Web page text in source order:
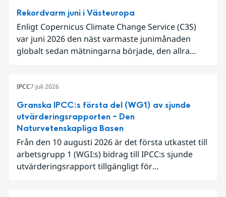
Rekordvarm juni i Västeuropa
Enligt Copernicus Climate Change Service (C3S)
var juni 2026 den näst varmaste junimånaden
globalt sedan mätningarna började, den allra
begränsar oss till Västeuropa var det den allra
varmaste juni. Detta betingades till stor del av en
extrem hetta i slutet av månaden. Världshavens
ytvattentemperaturer var den högsta som
uppmätts för en juni månad, vilket ligger i fas med
en framväxande El Niño i Stilla havet.
IPCC7 juli 2026
Granska IPCC:s första del (WG1) av sjunde
utvärderingsrapporten – Den
Naturvetenskapliga Basen
Från den 10 augusti 2026 är det första utkastet till
arbetsgrupp 1 (WGI:s) bidrag till IPCC:s sjunde
utvärderingsrapport tillgängligt för